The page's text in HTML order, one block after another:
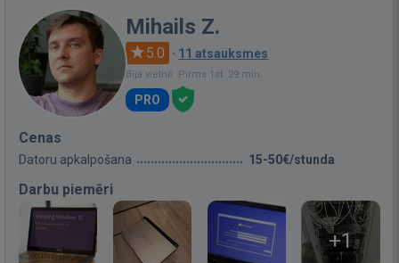
Mihails Z.
5.0 · 11 atsauksmes
Bija vietnē: Pirms 1st. 29 min.
PRO
Cenas
Datoru apkalpošana 15-50€/stunda
Darbu piemēri
+1